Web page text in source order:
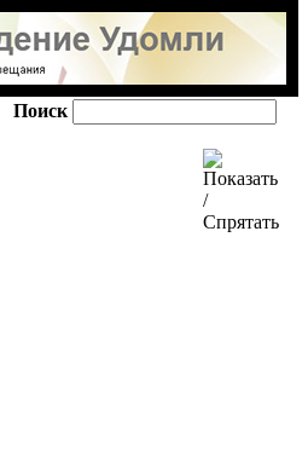
Поиск